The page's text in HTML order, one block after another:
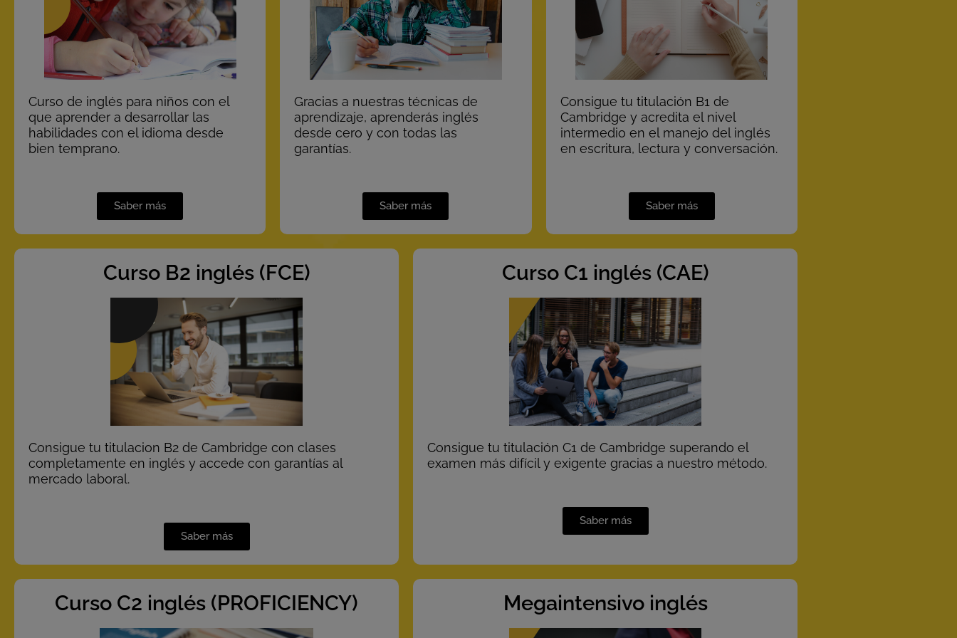
Curso de inglés para niños con el
que aprender a desarrollar las
habilidades con el idioma desde
bien temprano.
Saber más
Gracias a nuestras técnicas de
aprendizaje, aprenderás inglés
desde cero y con todas las
garantías.
Saber más
Consigue tu titulación B1 de
Cambridge y acredita el nivel
intermedio en el manejo del inglés
en escritura, lectura y conversación.
Saber más
Curso B2 inglés (FCE)
Consigue tu titulacion B2 de Cambridge con clases
completamente en inglés y accede con garantías al
mercado laboral.
Saber más
Curso C1 inglés (CAE)
Consigue tu titulación C1 de Cambridge superando el
examen más difícil y exigente gracias a nuestro método.
Saber más
Curso C2 inglés (PROFICIENCY) Megaintensivo inglés